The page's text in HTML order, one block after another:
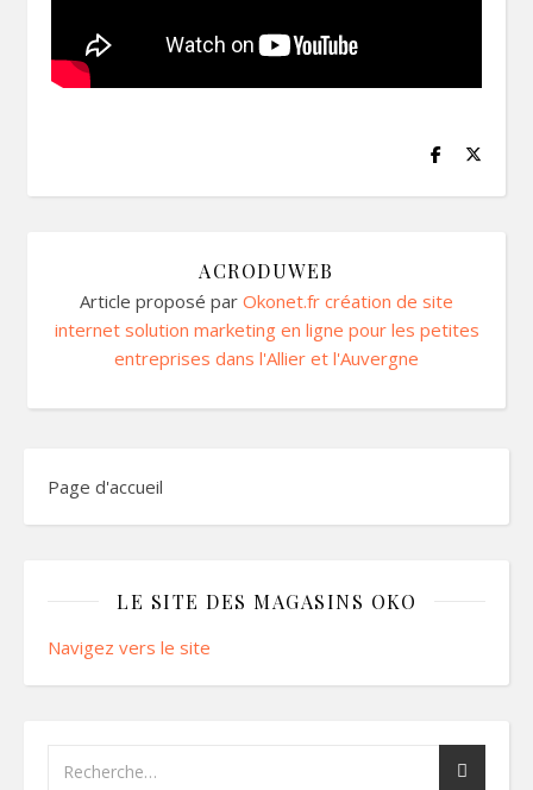
ACRODUWEB
Article proposé par Okonet.fr création de site
internet solution marketing en ligne pour les petites
entreprises dans l'Allier et l'Auvergne
Page d'accueil
LE SITE DES MAGASINS OKO
Navigez vers le site